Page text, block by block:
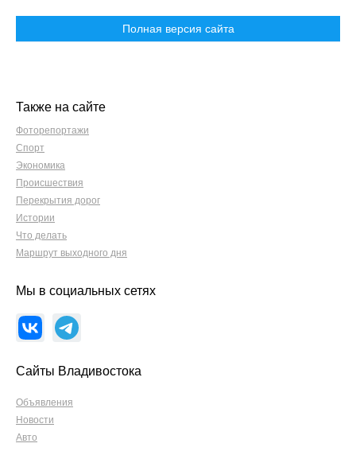
Полная версия сайта
Также на сайте
Фоторепортажи
Спорт
Экономика
Происшествия
Перекрытия дорог
Истории
Что делать
Маршрут выходного дня
Мы в социальных сетях
Сайты Владивостока
Объявления
Новости
Авто